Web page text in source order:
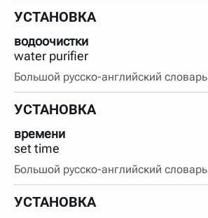
УСТАНОВКА
водоочистки
water purifier
Большой русско-английский словарь
УСТАНОВКА
времени
set time
Большой русско-английский словарь
УСТАНОВКА